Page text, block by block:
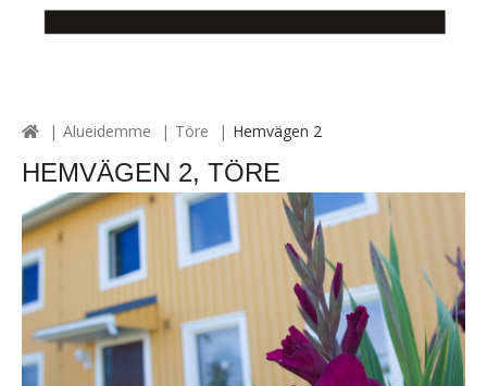
Alueidemme Töre Hemvägen 2
HEMVÄGEN 2, TÖRE